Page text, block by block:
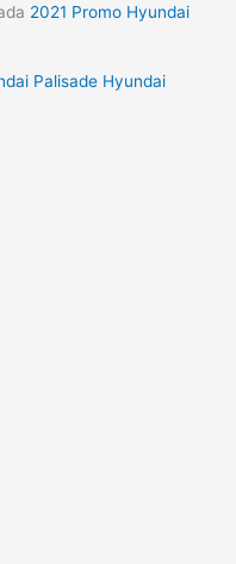
2021 Promo Hyundai
Palisade Hyundai